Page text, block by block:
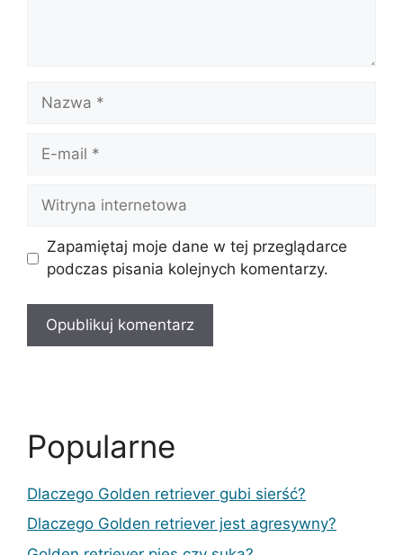
Nazwa
Witryna
internetowa
Zapamiętaj moje dane w tej przeglądarce
podczas pisania kolejnych komentarzy.
Popularne
Dlaczego Golden retriever gubi sierść?
Dlaczego Golden retriever jest agresywny?